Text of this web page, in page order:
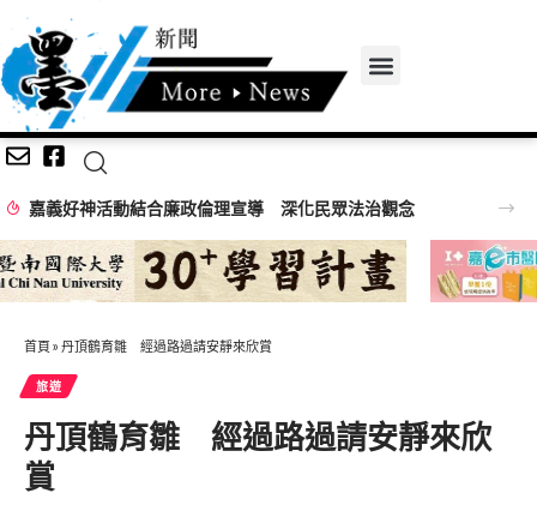
嘉義好神活動結合廉政倫理宣導 深化民眾法治觀念
首頁 » 丹頂鶴育雛 經過路過請安靜來欣賞
旅遊
丹頂鶴育雛 經過路過請安靜來欣
賞